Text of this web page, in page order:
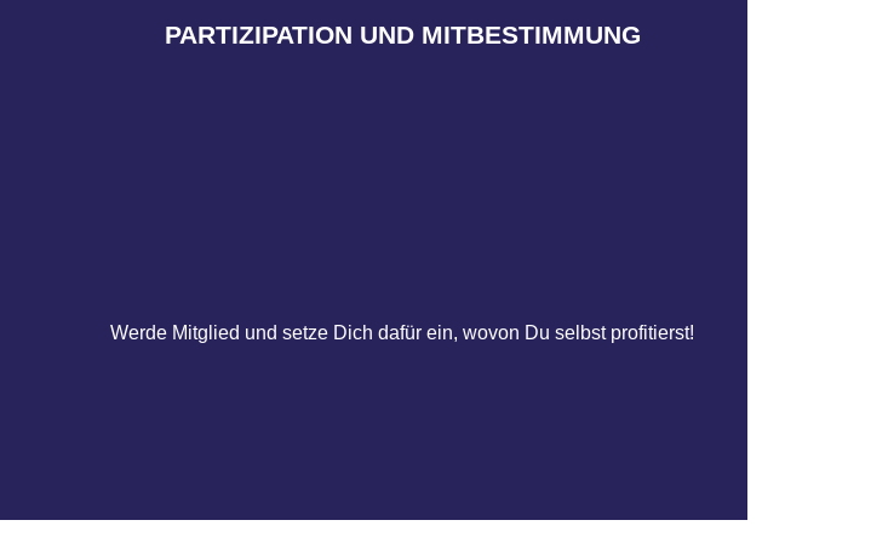
PARTIZIPATION UND MITBESTIMMUNG
und Anliegen die Agenda unserer Gewerkschaft und
Werde Mitglied und setze Dich dafür ein, wovon Du selbst profitierst!